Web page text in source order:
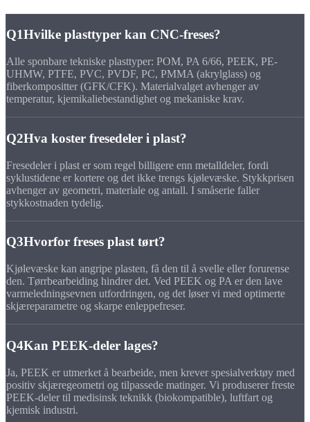
Q1Hvilke plasttyper kan CNC-freses?
Alle sponbare tekniske plasttyper: POM, PA 6/66, PEEK, PE-
UHMW, PTFE, PVC, PVDF, PC, PMMA (akrylglass) og
fiberkompositter (GFK/CFK). Materialvalget avhenger av
temperatur, kjemikaliebestandighet og mekaniske krav.
Q2Hva koster fresedeler i plast?
Fresedeler i plast er som regel billigere enn metalldeler, fordi
syklustidene er kortere og det ikke trengs kjølevæske. Stykkprisen
avhenger av geometri, materiale og antall. I småserie faller
stykkostnaden tydelig.
Q3Hvorfor freses plast tørt?
Kjølevæske kan angripe plasten, få den til å svelle eller forurense
den. Tørrbearbeiding hindrer det. Ved PEEK og PA er den lave
varmeledningsevnen utfordringen, og det løser vi med optimerte
skjæreparametre og skarpe enleppefreser.
Q4Kan PEEK-deler lages?
Ja, PEEK er utmerket å bearbeide, men krever spesialverktøy med
positiv skjæregeometri og tilpassede matinger. Vi produserer freste
PEEK-deler til medisinsk teknikk (biokompatible), luftfart og
kjemisk industri.